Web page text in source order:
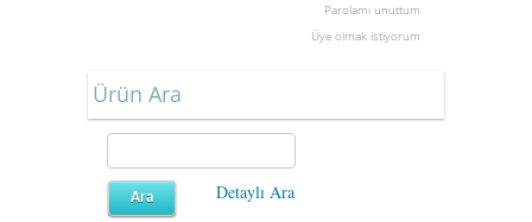
Parolamı unuttum
Üye olmak istiyorum
Ürün Ara
Detaylı Ara